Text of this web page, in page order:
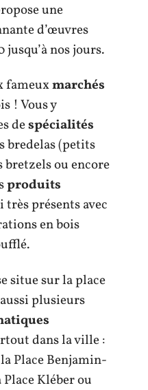
une
d’œuvres
jusqu’à nos jours.
fameuxmarchés
! Vous y
despécialités
bredelas (petits
bretzels ou encore
produits
très présents avec
en bois
situe sur la place
plusieurs
dans la ville :
Place Benjamin-
Kléber ou